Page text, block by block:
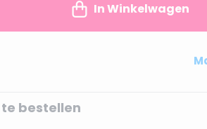
In Winkelwagen
bestellen